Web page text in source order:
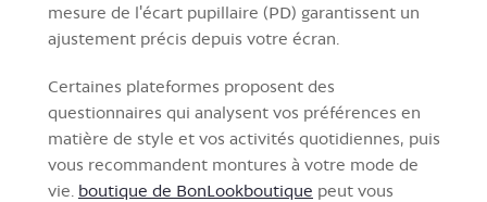
mesure de l'écart pupillaire (PD) garantissent un
ajustement précis depuis votre écran.
Certaines plateformes proposent des
questionnaires qui analysent vos préférences en
matière de style et vos activités quotidiennes, puis
vous recommandent montures à votre mode de
vie. boutique de BonLookboutique peut vous